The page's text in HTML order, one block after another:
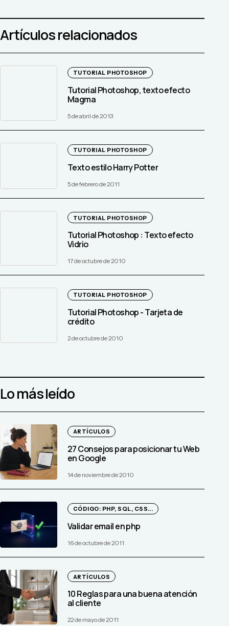
Artículos relacionados
TUTORIAL PHOTOSHOP
Tutorial Photoshop, texto efecto
Magma
5 de abril de 2013
TUTORIAL PHOTOSHOP
Texto estilo Harry Potter
5 de febrero de 2011
TUTORIAL PHOTOSHOP
Tutorial Photoshop : Texto efecto
Vidrio
17 de octubre de 2010
TUTORIAL PHOTOSHOP
Tutorial Photoshop - Tarjeta de
crédito
2 de octubre de 2010
Lo más leído
ARTÍCULOS
27 Consejos para posicionar tu Web
en Google
14 de noviembre de 2010
CÓDIGO: PHP, SQL, CSS...
Validar email en php
16 de octubre de 2011
ARTÍCULOS
10 Reglas para una buena atención
al cliente
22 de mayo de 2011